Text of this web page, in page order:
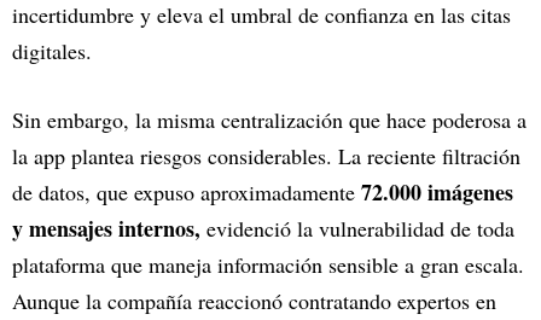
incertidumbre y eleva el umbral de confianza en las citas
digitales.
Sin embargo, la misma centralización que hace poderosa a
la app plantea riesgos considerables. La reciente filtración
de datos, que expuso aproximadamente 72.000 imágenes
y mensajes internos, evidenció la vulnerabilidad de toda
plataforma que maneja información sensible a gran escala.
Aunque la compañía reaccionó contratando expertos en